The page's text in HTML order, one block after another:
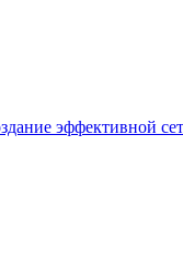
эффективной